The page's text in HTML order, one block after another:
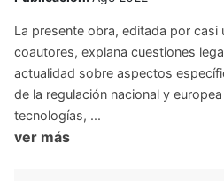
La presente obra, editada por casi
coautores, explana cuestiones
actualidad sobre aspectos
de la regulación nacional y
tecnologías, ...
ver más